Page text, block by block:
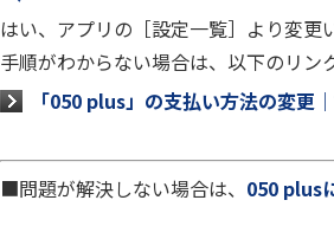
はい、アプリの［設定一覧］より変更
手順がわからない場合は、以下のリン
「050 plus」の支払い方法の変更
■問題が解決しない場合は、 050 plus